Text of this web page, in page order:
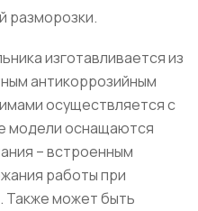
разморозки.
изготавливается из
антикоррозийным
осуществляется с
модели оснащаются
– встроенным
работы при
Также может быть